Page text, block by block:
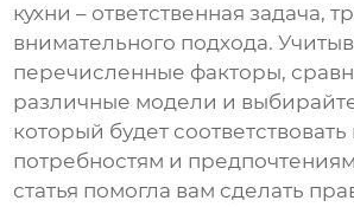
кухни – ответственная задача,
внимательного подхода.
перечисленные факторы,
различные модели и
который будет
потребностям и
статья помогла вам сделать